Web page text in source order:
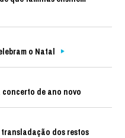
o Natal
de ano novo
dos restos